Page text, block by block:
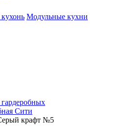
Модульные кухни
Сити
крафт №5